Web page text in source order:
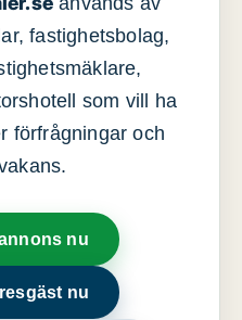
fastighetsbolag,
som vill ha
förfrågningar och
nu
nu